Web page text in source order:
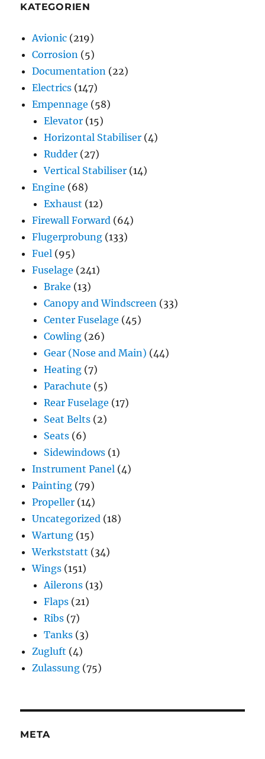
KATEGORIEN
Avionic (219)
Corrosion (5)
Documentation (22)
Electrics (147)
Empennage (58)
Elevator (15)
Horizontal Stabiliser (4)
Rudder (27)
Vertical Stabiliser (14)
Engine (68)
Exhaust (12)
Firewall Forward (64)
Flugerprobung (133)
Fuel (95)
Fuselage (241)
Brake (13)
Canopy and Windscreen (33)
Center Fuselage (45)
Cowling (26)
Gear (Nose and Main) (44)
Heating (7)
Parachute (5)
Rear Fuselage (17)
Seat Belts (2)
Seats (6)
Sidewindows (1)
Instrument Panel (4)
Painting (79)
Propeller (14)
Uncategorized (18)
Wartung (15)
Werkststatt (34)
Wings (151)
Ailerons (13)
Flaps (21)
Ribs (7)
Tanks (3)
Zugluft (4)
Zulassung (75)
META